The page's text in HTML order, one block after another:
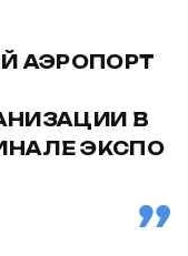
АЭРОПОРТ
В
ЭКСПО